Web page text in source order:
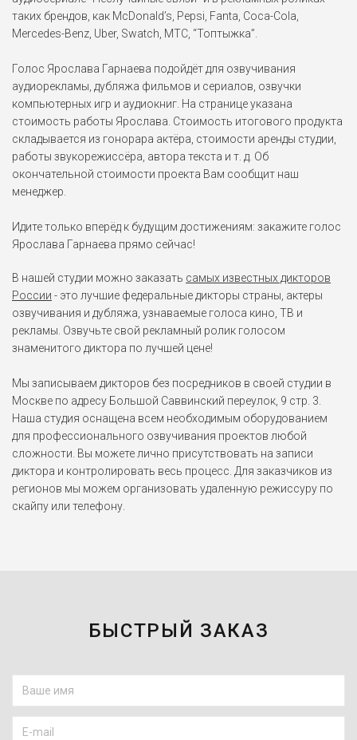
таких брендов, как McDonald’s, Pepsi, Fanta, Coca-Cola,
Mercedes-Benz, Uber, Swatch, МТС, “Топтыжка”.
Голос Ярослава Гарнаева подойдёт для озвучивания
аудиорекламы, дубляжа фильмов и сериалов, озвучки
компьютерных игр и аудиокниг. На странице указана
стоимость работы Ярослава. Стоимость итогового продукта
складывается из гонорара актёра, стоимости аренды студии,
работы звукорежиссёра, автора текста и т. д. Об
окончательной стоимости проекта Вам сообщит наш
менеджер.
Идите только вперёд к будущим достижениям: закажите голос
Ярослава Гарнаева прямо сейчас!
В нашей студии можно заказать самых известных дикторов
России - это лучшие федеральные дикторы страны, актеры
озвучивания и дубляжа, узнаваемые голоса кино, ТВ и
рекламы. Озвучьте свой рекламный ролик голосом
знаменитого диктора по лучшей цене!
Мы записываем дикторов без посредников в своей студии в
Москве по адресу Большой Саввинский переулок, 9 стр. 3.
Наша студия оснащена всем необходимым оборудованием
для профессионального озвучивания проектов любой
сложности. Вы можете лично присутствовать на записи
диктора и контролировать весь процесс. Для заказчиков из
регионов мы можем организовать удаленную режиссуру по
скайпу или телефону.
БЫСТРЫЙ ЗАКАЗ